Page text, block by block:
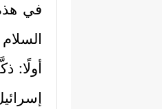
في
السلام
أولًا: